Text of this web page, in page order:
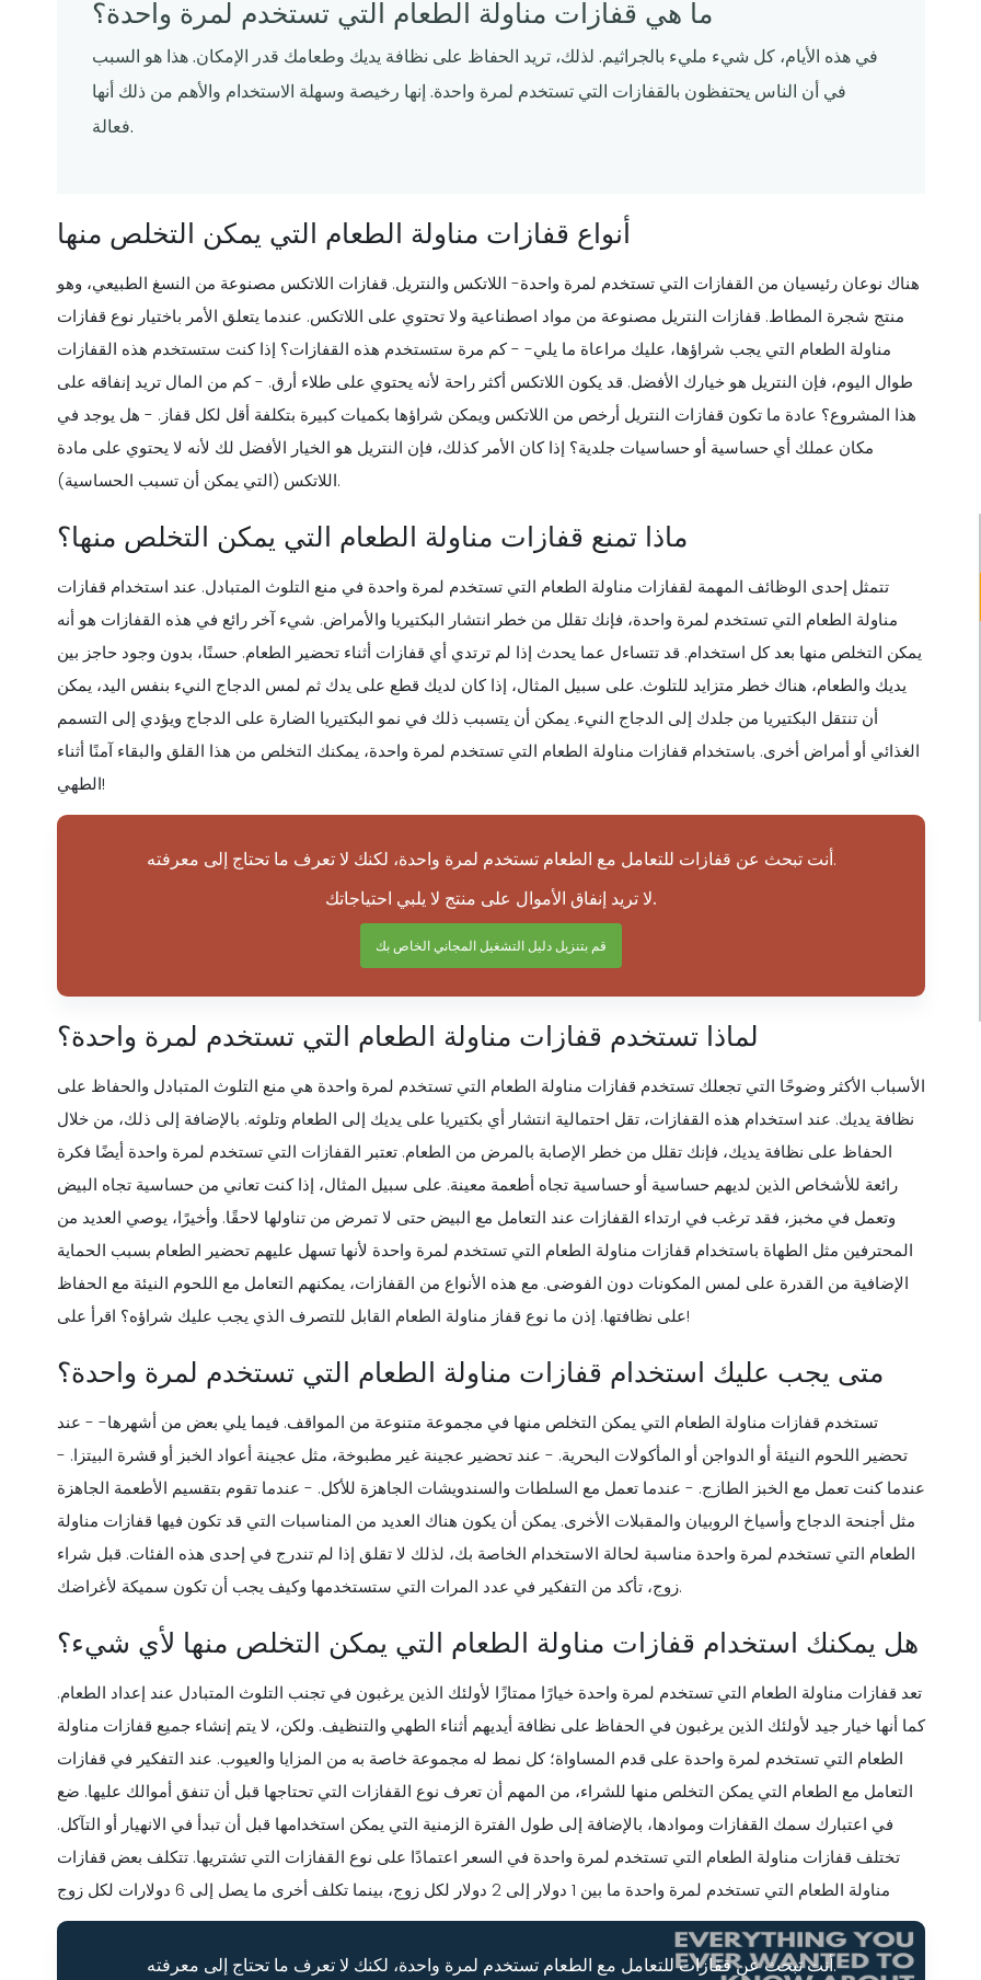
ما هي قفازات مناولة الطعام التي تستخدم لمرة واحدة؟
في هذه الأيام، كل شيء مليء بالجراثيم. لذلك، تريد الحفاظ على نظافة يديك وطعامك قدر الإمكان. هذا هو السبب
في أن الناس يحتفظون بالقفازات التي تستخدم لمرة واحدة. إنها رخيصة وسهلة الاستخدام والأهم من ذلك أنها
فعالة.
أنواع قفازات مناولة الطعام التي يمكن التخلص منها
هناك نوعان رئيسيان من القفازات التي تستخدم لمرة واحدة- اللاتكس والنتريل. قفازات اللاتكس مصنوعة من النسغ الطبيعي، وهو
منتج شجرة المطاط. قفازات النتريل مصنوعة من مواد اصطناعية ولا تحتوي على اللاتكس. عندما يتعلق الأمر باختيار نوع قفازات
مناولة الطعام التي يجب شراؤها، عليك مراعاة ما يلي- - كم مرة ستستخدم هذه القفازات؟ إذا كنت ستستخدم هذه القفازات
طوال اليوم، فإن النتريل هو خيارك الأفضل. قد يكون اللاتكس أكثر راحة لأنه يحتوي على طلاء أرق. - كم من المال تريد إنفاقه على
هذا المشروع؟ عادة ما تكون قفازات النتريل أرخص من اللاتكس ويمكن شراؤها بكميات كبيرة بتكلفة أقل لكل قفاز. - هل يوجد في
مكان عملك أي حساسية أو حساسيات جلدية؟ إذا كان الأمر كذلك، فإن النتريل هو الخيار الأفضل لك لأنه لا يحتوي على مادة
اللاتكس (التي يمكن أن تسبب الحساسية).
ماذا تمنع قفازات مناولة الطعام التي يمكن التخلص منها؟
تتمثل إحدى الوظائف المهمة لقفازات مناولة الطعام التي تستخدم لمرة واحدة في منع التلوث المتبادل. عند استخدام قفازات
مناولة الطعام التي تستخدم لمرة واحدة، فإنك تقلل من خطر انتشار البكتيريا والأمراض. شيء آخر رائع في هذه القفازات هو أنه
يمكن التخلص منها بعد كل استخدام. قد تتساءل عما يحدث إذا لم ترتدي أي قفازات أثناء تحضير الطعام. حسنًا، بدون وجود حاجز بين
يديك والطعام، هناك خطر متزايد للتلوث. على سبيل المثال، إذا كان لديك قطع على يدك ثم لمس الدجاج النيء بنفس اليد، يمكن
أن تنتقل البكتيريا من جلدك إلى الدجاج النيء. يمكن أن يتسبب ذلك في نمو البكتيريا الضارة على الدجاج ويؤدي إلى التسمم
الغذائي أو أمراض أخرى. باستخدام قفازات مناولة الطعام التي تستخدم لمرة واحدة، يمكنك التخلص من هذا القلق والبقاء آمنًا أثناء
الطهي!
أنت تبحث عن قفازات للتعامل مع الطعام تستخدم لمرة واحدة، لكنك لا تعرف ما تحتاج إلى معرفته.
لا تريد إنفاق الأموال على منتج لا يلبي احتياجاتك.
قم بتنزيل دليل التشغيل المجاني الخاص بك
لماذا تستخدم قفازات مناولة الطعام التي تستخدم لمرة واحدة؟
الأسباب الأكثر وضوحًا التي تجعلك تستخدم قفازات مناولة الطعام التي تستخدم لمرة واحدة هي منع التلوث المتبادل والحفاظ على
نظافة يديك. عند استخدام هذه القفازات، تقل احتمالية انتشار أي بكتيريا على يديك إلى الطعام وتلوثه. بالإضافة إلى ذلك، من خلال
الحفاظ على نظافة يديك، فإنك تقلل من خطر الإصابة بالمرض من الطعام. تعتبر القفازات التي تستخدم لمرة واحدة أيضًا فكرة
رائعة للأشخاص الذين لديهم حساسية أو حساسية تجاه أطعمة معينة. على سبيل المثال، إذا كنت تعاني من حساسية تجاه البيض
وتعمل في مخبز، فقد ترغب في ارتداء القفازات عند التعامل مع البيض حتى لا تمرض من تناولها لاحقًا. وأخيرًا، يوصي العديد من
المحترفين مثل الطهاة باستخدام قفازات مناولة الطعام التي تستخدم لمرة واحدة لأنها تسهل عليهم تحضير الطعام بسبب الحماية
الإضافية من القدرة على لمس المكونات دون الفوضى. مع هذه الأنواع من القفازات، يمكنهم التعامل مع اللحوم النيئة مع الحفاظ
على نظافتها. إذن ما نوع قفاز مناولة الطعام القابل للتصرف الذي يجب عليك شراؤه؟ اقرأ على!
متى يجب عليك استخدام قفازات مناولة الطعام التي تستخدم لمرة واحدة؟
تستخدم قفازات مناولة الطعام التي يمكن التخلص منها في مجموعة متنوعة من المواقف. فيما يلي بعض من أشهرها- - عند
تحضير اللحوم النيئة أو الدواجن أو المأكولات البحرية. - عند تحضير عجينة غير مطبوخة، مثل عجينة أعواد الخبز أو قشرة البيتزا. -
عندما كنت تعمل مع الخبز الطازج. - عندما تعمل مع السلطات والسندويشات الجاهزة للأكل. - عندما تقوم بتقسيم الأطعمة الجاهزة
مثل أجنحة الدجاج وأسياخ الروبيان والمقبلات الأخرى. يمكن أن يكون هناك العديد من المناسبات التي قد تكون فيها قفازات مناولة
الطعام التي تستخدم لمرة واحدة مناسبة لحالة الاستخدام الخاصة بك، لذلك لا تقلق إذا لم تندرج في إحدى هذه الفئات. قبل شراء
زوج، تأكد من التفكير في عدد المرات التي ستستخدمها وكيف يجب أن تكون سميكة لأغراضك.
هل يمكنك استخدام قفازات مناولة الطعام التي يمكن التخلص منها لأي شيء؟
تعد قفازات مناولة الطعام التي تستخدم لمرة واحدة خيارًا ممتازًا لأولئك الذين يرغبون في تجنب التلوث المتبادل عند إعداد الطعام.
كما أنها خيار جيد لأولئك الذين يرغبون في الحفاظ على نظافة أيديهم أثناء الطهي والتنظيف. ولكن، لا يتم إنشاء جميع قفازات مناولة
الطعام التي تستخدم لمرة واحدة على قدم المساواة؛ كل نمط له مجموعة خاصة به من المزايا والعيوب. عند التفكير في قفازات
التعامل مع الطعام التي يمكن التخلص منها للشراء، من المهم أن تعرف نوع القفازات التي تحتاجها قبل أن تنفق أموالك عليها. ضع
في اعتبارك سمك القفازات وموادها، بالإضافة إلى طول الفترة الزمنية التي يمكن استخدامها قبل أن تبدأ في الانهيار أو التآكل.
تختلف قفازات مناولة الطعام التي تستخدم لمرة واحدة في السعر اعتمادًا على نوع القفازات التي تشتريها. تتكلف بعض قفازات
مناولة الطعام التي تستخدم لمرة واحدة ما بين 1 دولار إلى 2 دولار لكل زوج، بينما تكلف أخرى ما يصل إلى 6 دولارات لكل زوج
أنت تبحث عن قفازات للتعامل مع الطعام تستخدم لمرة واحدة، لكنك لا تعرف ما تحتاج إلى معرفته.